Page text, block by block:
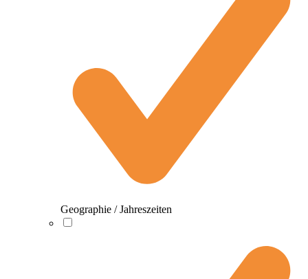
Geographie / Jahreszeiten